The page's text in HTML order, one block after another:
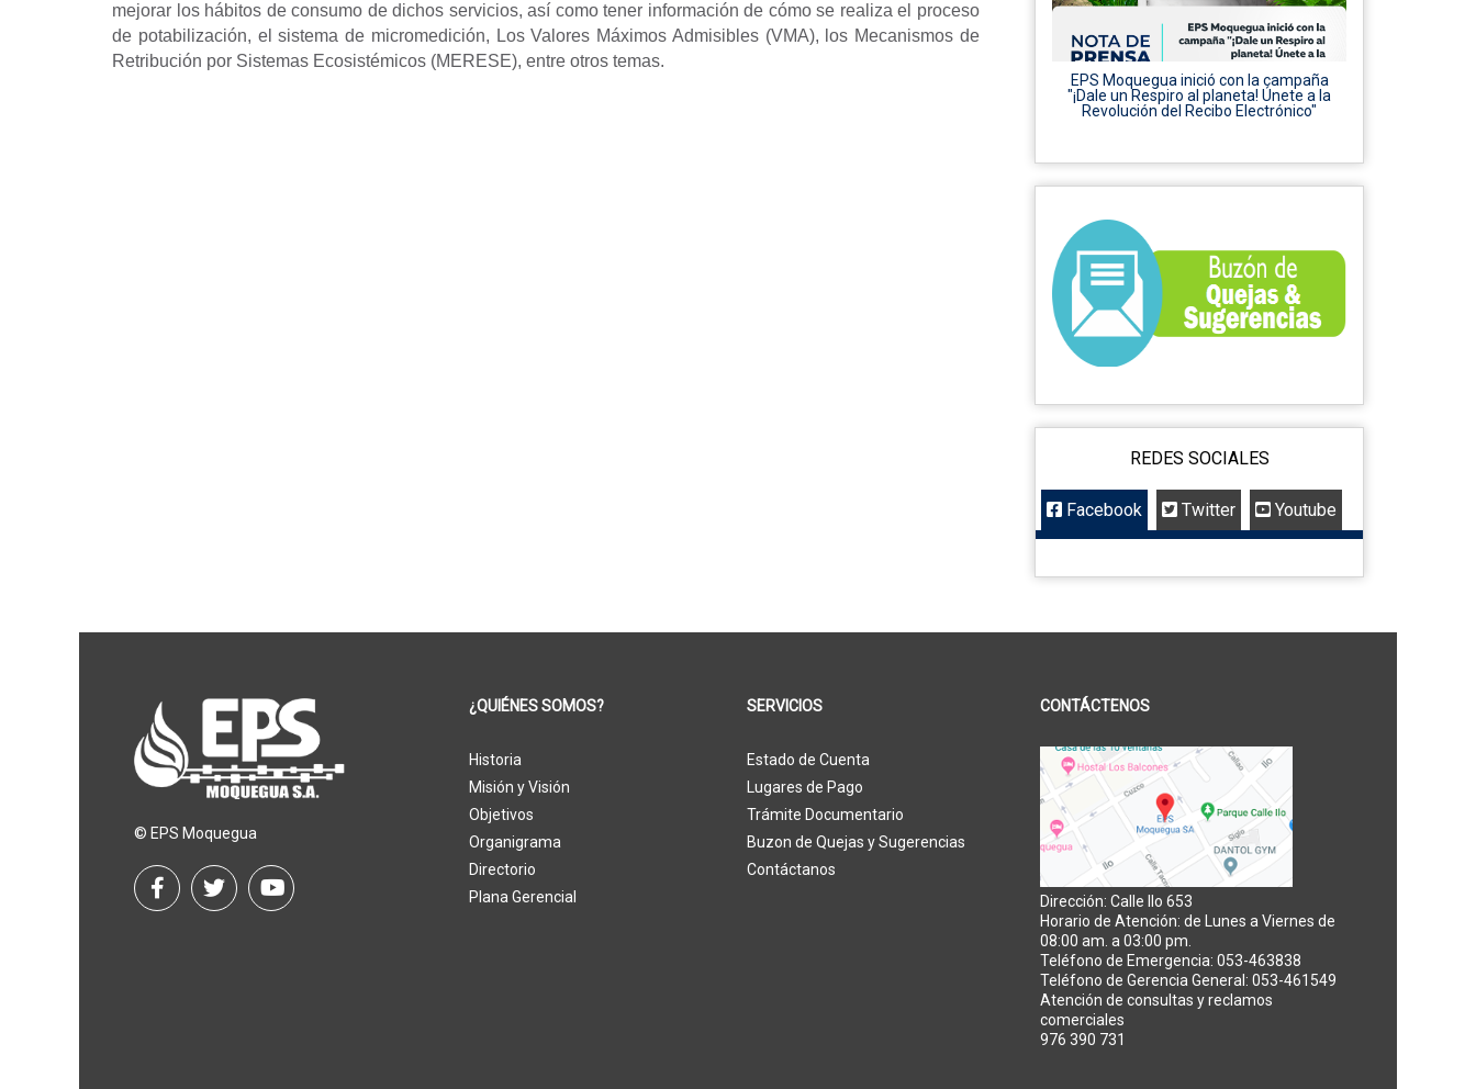
mejorar los hábitos de consumo de dichos servicios, así como tener información de cómo se realiza el proceso
de potabilización, el sistema de micromedición, Los Valores Máximos Admisibles (VMA), los Mecanismos de
Retribución por Sistemas Ecosistémicos (MERESE), entre otros temas.
EPS Moquegua inició con la campaña
"¡Dale un Respiro al planeta! Únete a la
Revolución del Recibo Electrónico"
REDES SOCIALES
Facebook Twitter Youtube
© EPS Moquegua
¿QUIÉNES SOMOS?
Historia
Misión y Visión
Objetivos
Organigrama
Directorio
Plana Gerencial
SERVICIOS
Estado de Cuenta
Lugares de Pago
Trámite Documentario
Buzon de Quejas y Sugerencias
Contáctanos
CONTÁCTENOS
Dirección: Calle Ilo 653
Horario de Atención: de Lunes a Viernes de
08:00 am. a 03:00 pm.
Teléfono de Emergencia: 053-463838
Teléfono de Gerencia General: 053-461549
Atención de consultas y reclamos
comerciales
976 390 731